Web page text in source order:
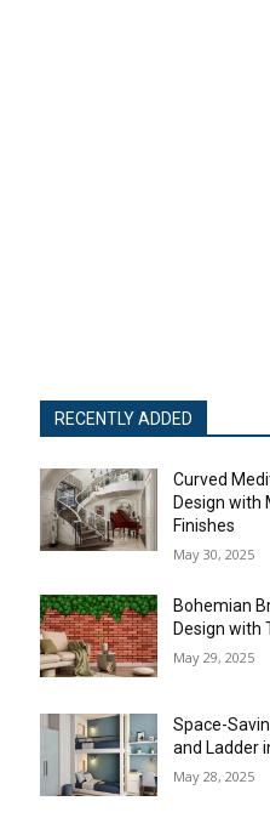
RECENTLY ADDED
Curved
Design with
Finishes
May 30, 2025
Bohemian
Design with
May 29, 2025
Space-
and Ladder
May 28, 2025